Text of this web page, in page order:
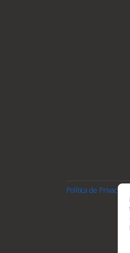
Política de Privacidade